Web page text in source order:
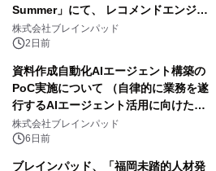
Summer」にて、 レコメンドエンジン
部門およびDMPツール部門の最高位
「Leader」を23期連続受賞
株式会社ブレインパッド
2日前
資料作成自動化AIエージェント構築の
PoC実施について （自律的に業務を遂
行するAIエージェント活用に向けた取
組み）
株式会社ブレインパッド
6日前
ブレインパッド、「福岡未踏的人材発